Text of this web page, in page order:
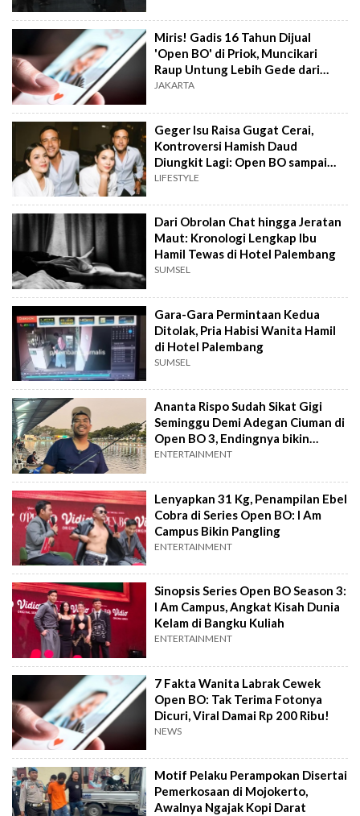
Miris! Gadis 16 Tahun Dijual
'Open BO' di Priok, Muncikari
Raup Untung Lebih Gede dari
Korban
JAKARTA
Geger Isu Raisa Gugat Cerai,
Kontroversi Hamish Daud
Diungkit Lagi: Open BO sampai
Pelecehan
LIFESTYLE
Dari Obrolan Chat hingga Jeratan
Maut: Kronologi Lengkap Ibu
Hamil Tewas di Hotel Palembang
SUMSEL
Gara-Gara Permintaan Kedua
Ditolak, Pria Habisi Wanita Hamil
di Hotel Palembang
SUMSEL
Ananta Rispo Sudah Sikat Gigi
Seminggu Demi Adegan Ciuman di
Open BO 3, Endingnya bikin
Kecewa
ENTERTAINMENT
Lenyapkan 31 Kg, Penampilan Ebel
Cobra di Series Open BO: I Am
Campus Bikin Pangling
ENTERTAINMENT
Sinopsis Series Open BO Season 3:
I Am Campus, Angkat Kisah Dunia
Kelam di Bangku Kuliah
ENTERTAINMENT
7 Fakta Wanita Labrak Cewek
Open BO: Tak Terima Fotonya
Dicuri, Viral Damai Rp 200 Ribu!
NEWS
Motif Pelaku Perampokan Disertai
Pemerkosaan di Mojokerto,
Awalnya Ngajak Kopi Darat